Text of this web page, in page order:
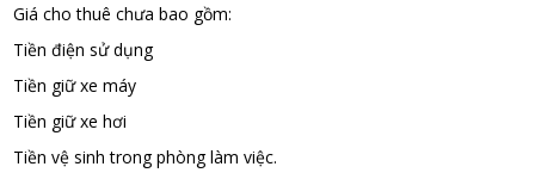
Giá cho thuê chưa bao gồm:
Tiền điện sử dụng
Tiền giữ xe máy
Tiền giữ xe hơi
Tiền vệ sinh trong phòng làm việc.